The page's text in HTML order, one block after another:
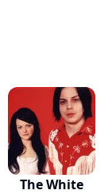
The White